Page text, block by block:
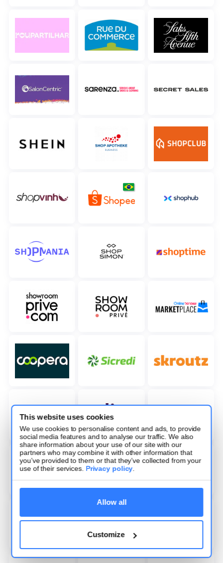
This website uses cookies
We use cookies to personalise content and ads, to provide
social media features and to analyse our traffic. We also
share information about your use of our site with our
partners who may combine it with other information that
you’ve provided to them or that they’ve collected from your
use of their services. Privacy policy.
Allow all
Customize